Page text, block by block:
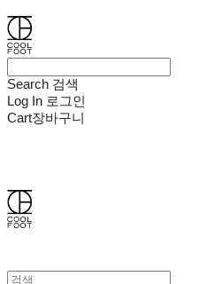
Search 검색
Log In 로그인
Cart장바구니